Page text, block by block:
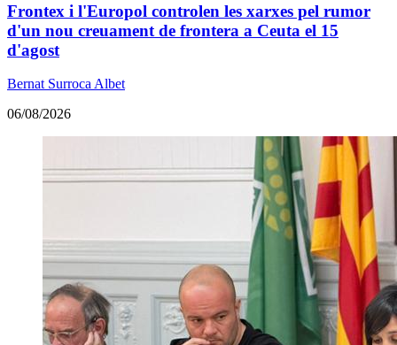
Frontex i l'Europol controlen les xarxes pel rumor
d'un nou creuament de frontera a Ceuta el 15
d'agost
Bernat Surroca Albet
06/08/2026